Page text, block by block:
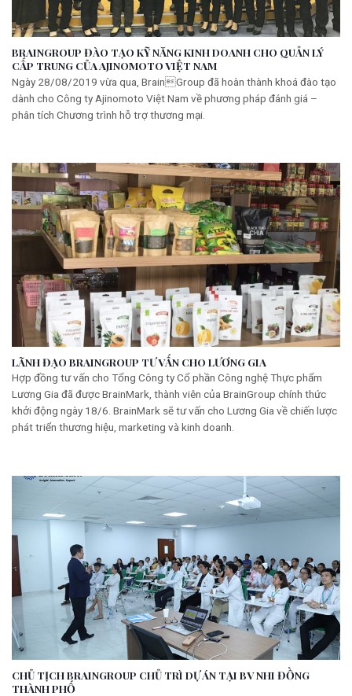
BRAINGROUP ĐÀO TẠO KỸ NĂNG KINH DOANH CHO QUẢN LÝ
CẤP TRUNG CỦA AJINOMOTO VIỆT NAM
Ngày 28/08/2019 vừa qua, BrainGroup đã hoàn thành khoá đào tạo
dành cho Công ty Ajinomoto Việt Nam về phương pháp đánh giá –
phân tích Chương trình hỗ trợ thương mại.
LÃNH ĐẠO BRAINGROUP TƯ VẤN CHO LƯƠNG GIA
Hợp đồng tư vấn cho Tổng Công ty Cổ phần Công nghệ Thực phẩm
Lương Gia đã được BrainMark, thành viên của BrainGroup chính thức
khởi động ngày 18/6. BrainMark sẽ tư vấn cho Lương Gia về chiến lược
phát triển thương hiệu, marketing và kinh doanh.
CHỦ TỊCH BRAINGROUP CHỦ TRÌ DỰ ÁN TẠI BV NHI ĐỒNG
THÀNH PHỐ